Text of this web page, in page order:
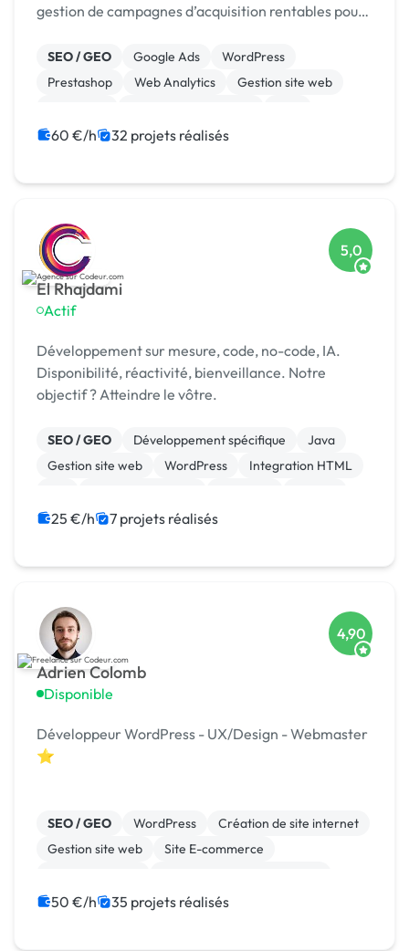
gestion de campagnes d’acquisition rentables pour
qualifiés.
SEO / GEO Google Ads
WordPress
Prestashop
Web Analytics
Gestion site web
Landing page
60 €/h 32 projets réalisés
El Rhajdami
Actif
5,0
Développement sur mesure, code, no-code, IA.
Disponibilité, réactivité, bienveillance. Notre
objectif ? Atteindre le vôtre.
SEO / GEO Développement spécifique
Java
Gestion site web
WordPress
Integration HTML
25 €/h 7 projets réalisés
Adrien Colomb
Disponible
4,90
Développeur WordPress - UX/Design - Webmaster
⭐
SEO / GEO WordPress
Création de site internet
Gestion site web
Site E-commerce
Experience utilisateur
Charte graphique
50 €/h 35 projets réalisés